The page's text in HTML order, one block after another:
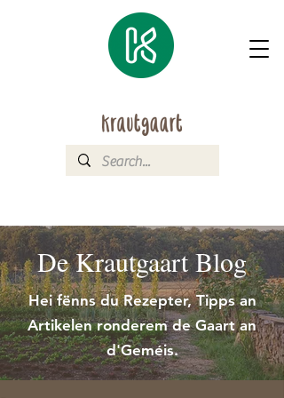
De Krautgaart Blog
Hei fënns du Rezepter, Tipps an
Artikelen ronderem de Gaart an
d'Geméis.